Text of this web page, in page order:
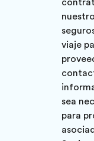
viaje
sea
para